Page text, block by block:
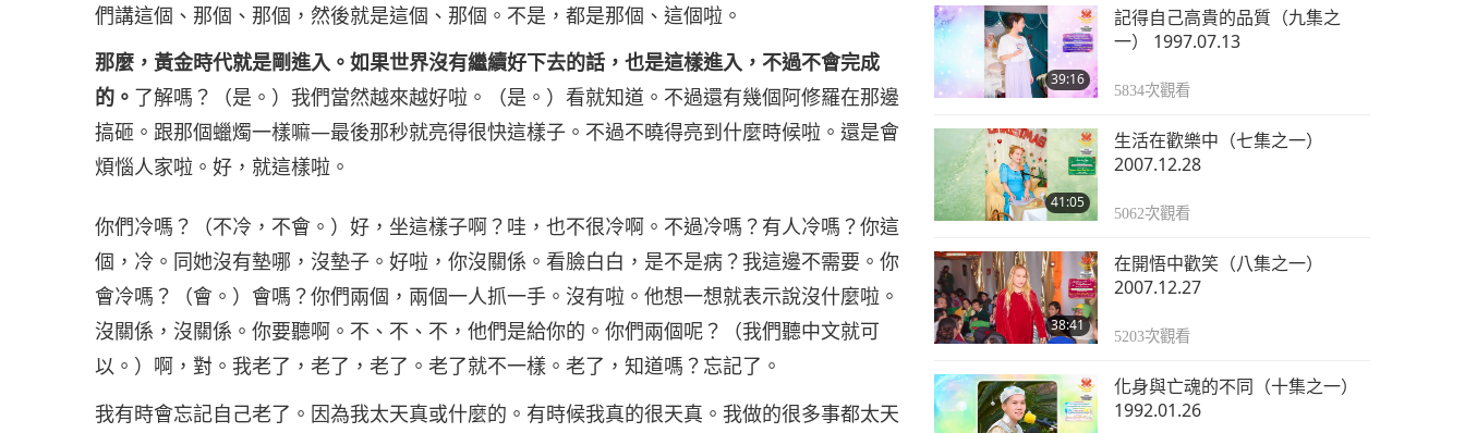
們講這個、那個、那個，然後就是這個、那個。不是，都是那個、這個啦。
那麼，黃金時代就是剛進入。如果世界沒有繼續好下去的話，也是這樣進入，不過不會完成
的。 了解嗎？（是。）我們當然越來越好啦。（是。）看就知道。不過還有幾個阿修羅在那邊
搞砸。跟那個蠟燭一樣嘛—最後那秒就亮得很快這樣子。不過不曉得亮到什麼時候啦。還是會
煩惱人家啦。好，就這樣啦。
你們冷嗎？（不冷，不會。）好，坐這樣子啊？哇，也不很冷啊。不過冷嗎？有人冷嗎？你這
個，冷。同她沒有墊哪，沒墊子。好啦，你沒關係。看臉白白，是不是病？我這邊不需要。你
會冷嗎？（會。）會嗎？你們兩個，兩個一人抓一手。沒有啦。他想一想就表示說沒什麼啦。
沒關係，沒關係。你要聽啊。不、不、不，他們是給你的。你們兩個呢？（我們聽中文就可
以。）啊，對。我老了，老了，老了。老了就不一樣。老了，知道嗎？忘記了。
我有時會忘記自己老了。因為我太天真或什麼的。有時候我真的很天真。我做的很多事都太天
39:16
記得自己高貴的品質（九集之
一） 1997.07.13
5834次觀看
41:05
生活在歡樂中（七集之一）
2007.12.28
5062次觀看
38:41
在開悟中歡笑（八集之一）
2007.12.27
5203次觀看
化身與亡魂的不同（十集之一）
1992.01.26